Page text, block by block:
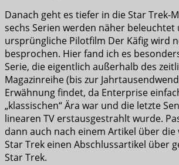
Danach geht es tiefer in die Star Trek-
sechs Serien werden näher beleuchtet
ursprüngliche Pilotfilm Der Käfig wird
besprochen. Hier fand ich es
Serie, die eigentlich außerhalb des
Magazinreihe (bis zur
Erwähnung findet, da Enterprise
„klassischen“ Ära war und die letzte
linearen TV erstausgestrahlt wurde.
dann auch nach einem Artikel über die
Star Trek einen Abschlussartikel über
Star Trek.